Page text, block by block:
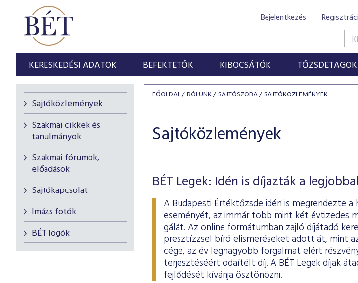
Bejelentkezés
KERESKEDÉSI ADATOK BEFEKTETŐK KIBOCSÁTÓK TŐZSDETAGOK
Sajtóközlemények
Szakmai cikkek és
tanulmányok
Szakmai fórumok,
előadások
Sajtókapcsolat
Imázs fotók
BÉT logók
FŐOLDAL RÓLUNK SAJTÓSZOBA SAJTÓKÖZLEMÉNYEK
Sajtóközlemények
BÉT Legek: Idén is díjazták a
A Budapesti Értéktőzsde idén is megrendezte
eseményét, az immár több mint két évtizedes
gálát. Az online formátumban zajló díjátadó
presztízzsel bíró elismeréseket adott át, mint
cége, az év legnagyobb forgalmat elért
terjesztéséért odaítélt díj. A BÉT Legek díjak
fejlődését kívánja ösztönözni.